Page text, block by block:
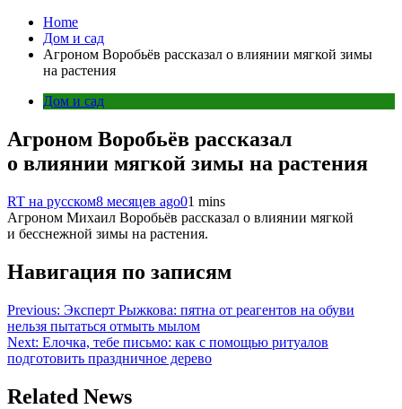
Home
Дом и сад
Агроном Воробьёв рассказал о влиянии мягкой зимы
на растения
Дом и сад
Агроном Воробьёв рассказал
о влиянии мягкой зимы на растения
RT на русском8 месяцев ago01 mins
Агроном Михаил Воробьёв рассказал о влиянии мягкой
и бесснежной зимы на растения.
Навигация по записям
Previous: Эксперт Рыжкова: пятна от реагентов на обуви
нельзя пытаться отмыть мылом
Next: Елочка, тебе письмо: как с помощью ритуалов
подготовить праздничное дерево
Related News